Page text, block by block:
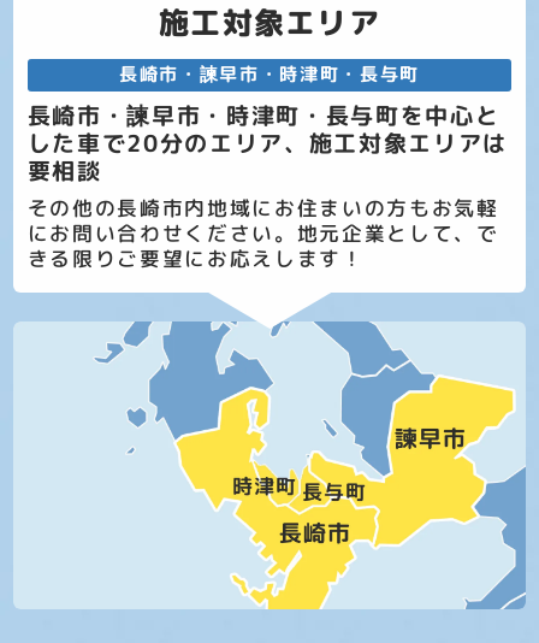
施工対象エリア
長崎市・諫早市・時津町・長与町
長崎市・諫早市・時津町・長与町を中心と
した車で20分のエリア、施工対象エリアは
要相談
その他の長崎市内地域にお住まいの方もお気軽
にお問い合わせください。地元企業として、で
きる限りご要望にお応えします！